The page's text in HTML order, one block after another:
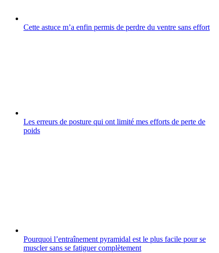
Cette astuce m’a enfin permis de perdre du ventre sans effort
Les erreurs de posture qui ont limité mes efforts de perte de
poids
Pourquoi l’entraînement pyramidal est le plus facile pour se
muscler sans se fatiguer complètement